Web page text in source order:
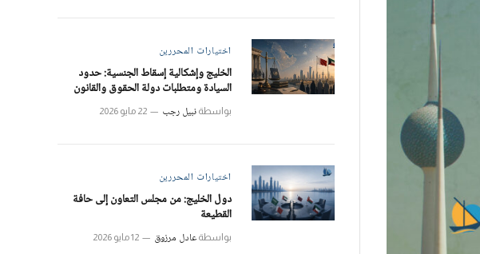
اختيارات المحررين
الخليج وإشكالية إسقاط الجنسية: حدود
السيادة ومتطلبات دولة الحقوق والقانون
بواسطة نبيل رجب 22 مايو 2026
اختيارات المحررين
دول الخليج: من مجلس التعاون إلى حافة
القطيعة
بواسطة عادل مرزوق 12 مايو 2026